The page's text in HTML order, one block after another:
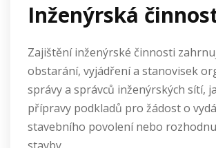
Inženýrská
Zajištění inženýrské činnosti
obstarání, vyjádření a stanovisek
správy a správců inženýrských sítí,
přípravy podkladů pro žádost o
stavebního povolení nebo